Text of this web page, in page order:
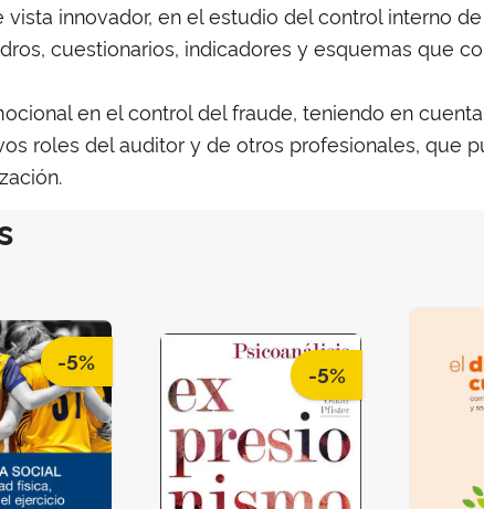
innovador, en el estudio del control interno
cuestionarios, indicadores y esquemas que
en el control del fraude, teniendo en
roles del auditor y de otros profesionales, que
-5% -5%